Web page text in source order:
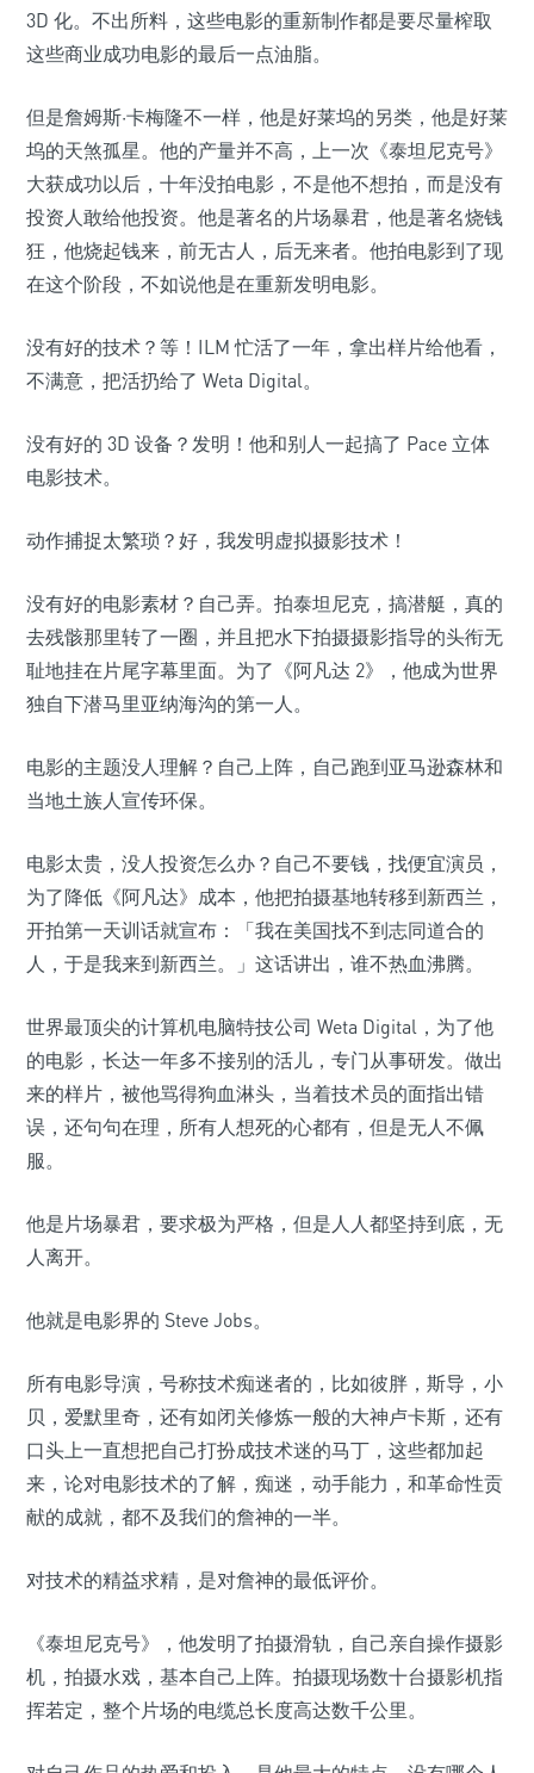
3D 化。不出所料，这些电影的重新制作都是要尽量榨取
这些商业成功电影的最后一点油脂。
但是詹姆斯·卡梅隆不一样，他是好莱坞的另类，他是好莱
坞的天煞孤星。他的产量并不高，上一次《泰坦尼克号》
大获成功以后，十年没拍电影，不是他不想拍，而是没有
投资人敢给他投资。他是著名的片场暴君，他是著名烧钱
狂，他烧起钱来，前无古人，后无来者。他拍电影到了现
在这个阶段，不如说他是在重新发明电影。
没有好的技术？等！ILM 忙活了一年，拿出样片给他看，
不满意，把活扔给了 Weta Digital。
没有好的 3D 设备？发明！他和别人一起搞了 Pace 立体
电影技术。
动作捕捉太繁琐？好，我发明虚拟摄影技术！
没有好的电影素材？自己弄。拍泰坦尼克，搞潜艇，真的
去残骸那里转了一圈，并且把水下拍摄摄影指导的头衔无
耻地挂在片尾字幕里面。为了《阿凡达 2》，他成为世界
独自下潜马里亚纳海沟的第一人。
电影的主题没人理解？自己上阵，自己跑到亚马逊森林和
当地土族人宣传环保。
电影太贵，没人投资怎么办？自己不要钱，找便宜演员，
为了降低《阿凡达》成本，他把拍摄基地转移到新西兰，
开拍第一天训话就宣布：「我在美国找不到志同道合的
人，于是我来到新西兰。」这话讲出，谁不热血沸腾。
世界最顶尖的计算机电脑特技公司 Weta Digital，为了他
的电影，长达一年多不接别的活儿，专门从事研发。做出
来的样片，被他骂得狗血淋头，当着技术员的面指出错
误，还句句在理，所有人想死的心都有，但是无人不佩
服。
他是片场暴君，要求极为严格，但是人人都坚持到底，无
人离开。
他就是电影界的 Steve Jobs。
所有电影导演，号称技术痴迷者的，比如彼胖，斯导，小
贝，爱默里奇，还有如闭关修炼一般的大神卢卡斯，还有
口头上一直想把自己打扮成技术迷的马丁，这些都加起
来，论对电影技术的了解，痴迷，动手能力，和革命性贡
献的成就，都不及我们的詹神的一半。
对技术的精益求精，是对詹神的最低评价。
《泰坦尼克号》，他发明了拍摄滑轨，自己亲自操作摄影
机，拍摄水戏，基本自己上阵。拍摄现场数十台摄影机指
挥若定，整个片场的电缆总长度高达数千公里。